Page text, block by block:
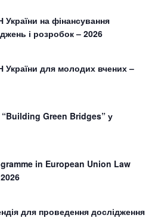
на фінансування
і розробок – 2026
для молодих вчених –
Green Bridges” у
in European Union Law
для проведення дослідження